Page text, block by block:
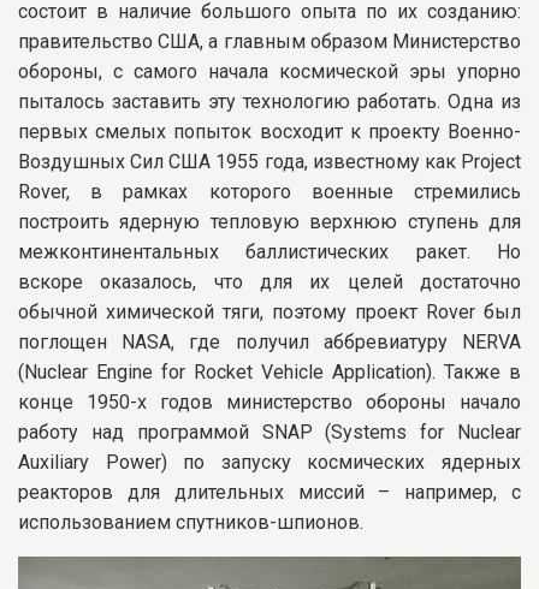
состоит в наличие большого опыта по их созданию:
правительство США, а главным образом Министерство
обороны, с самого начала космической эры упорно
пыталось заставить эту технологию работать. Одна из
первых смелых попыток восходит к проекту Военно-
Воздушных Сил США 1955 года, известному как Project
Rover, в рамках которого военные стремились
построить ядерную тепловую верхнюю ступень для
межконтинентальных баллистических ракет. Но
вскоре оказалось, что для их целей достаточно
обычной химической тяги, поэтому проект Rover был
поглощен NASA, где получил аббревиатуру NERVA
(Nuclear Engine for Rocket Vehicle Application). Также в
конце 1950-х годов министерство обороны начало
работу над программой SNAP (Systems for Nuclear
Auxiliary Power) по запуску космических ядерных
реакторов для длительных миссий – например, с
использованием спутников-шпионов.